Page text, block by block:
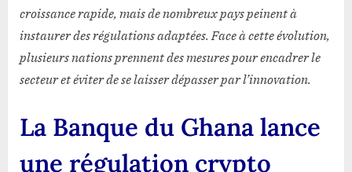
croissance rapide, mais de nombreux pays peinent à
instaurer des régulations adaptées. Face à cette évolution,
plusieurs nations prennent des mesures pour encadrer le
secteur et éviter de se laisser dépasser par l’innovation.
La Banque du Ghana lance
une régulation crypto